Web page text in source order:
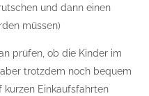
und dann einen
müssen)
prüfen, ob die Kinder im
trotzdem noch bequem
kurzen Einkaufsfahrten